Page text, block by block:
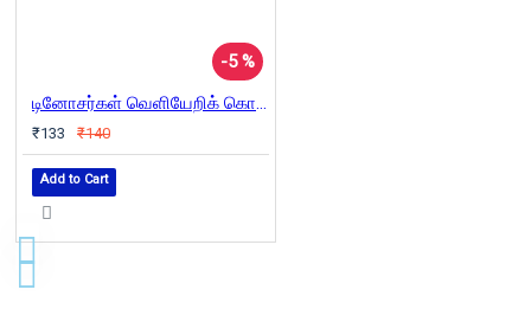
-5 %
டினோசர்கள் வெளியேறிக் கொண்டிருக்கின்றன
₹133 ₹140
Add to Cart